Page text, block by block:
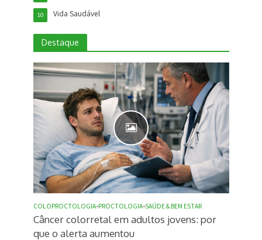
Vida Saudável
10
Destaque
COLOPROCTOLOGIA•PROCTOLOGIA•SAÚDE & BEM ESTAR
Câncer colorretal em adultos jovens: por
que o alerta aumentou